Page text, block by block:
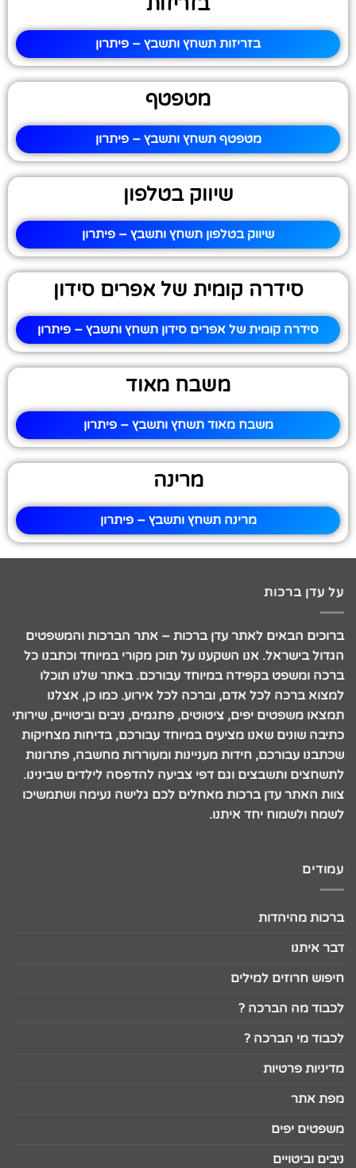
בזריזות תשחץ ותשבץ – פיתרון
מטפטף
מטפטף תשחץ ותשבץ – פיתרון
שיווק בטלפון
שיווק בטלפון תשחץ ותשבץ – פיתרון
סידרה קומית של אפרים סידון
סידרה קומית של אפרים סידון תשחץ ותשבץ – פיתרון
משבח מאוד
משבח מאוד תשחץ ותשבץ – פיתרון
מרינה
מרינה תשחץ ותשבץ – פיתרון
על עדן ברכות
ברוכים הבאים לאתר עדן ברכות – אתר הברכות והמשפטים
הגדול בישראל. אנו השקענו על תוכן מקורי במיוחד וכתבנו כל
ברכה ומשפט בקפידה במיוחד עבורכם. באתר שלנו תוכלו
למצוא ברכה לכל אדם, וברכה לכל אירוע. כמו כן, אצלנו
תמצאו משפטים יפים, ציטוטים, פתגמים, ניבים וביטויים, שירותי
כתיבה שונים שאנו מציעים במיוחד עבורכם, בדיחות מצחיקות
שכתבנו עבורכם, חידות מעניינות ומעוררות מחשבה, פתרונות
לתשחצים ותשבצים וגם דפי צביעה להדפסה לילדים שבינינו.
צוות האתר עדן ברכות מאחלים לכם גלישה נעימה ושתמשיכו
לשמח ולשמוח יחד איתנו.
עמודים
ברכות מהיהדות
דבר איתנו
חיפוש חרוזים למילים
לכבוד מה הברכה ?
לכבוד מי הברכה ?
מדיניות פרטיות
מפת אתר
משפטים יפים
ניבים וביטויים